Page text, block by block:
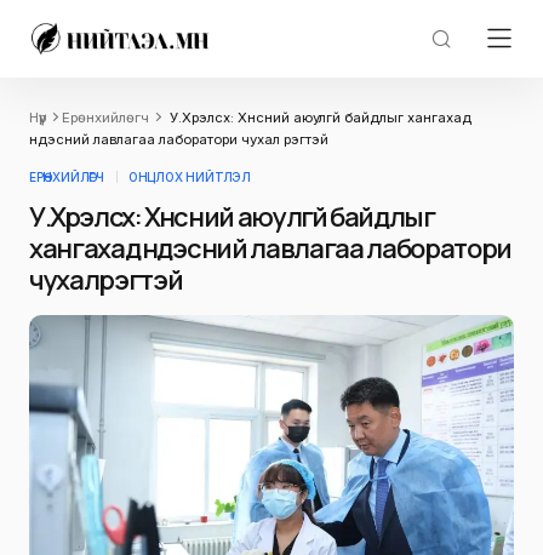
Нүүр Ерөнхийлөгч
У.Хүрэлсүх: Хүнсний аюулгүй байдлыг хангахад
үндэсний лавлагаа лаборатори чухал үүрэгтэй
ЕРӨНХИЙЛӨГЧ ОНЦЛОХ НИЙТЛЭЛ
У.Хүрэлсүх: Хүнсний аюулгүй байдлыг
хангахад үндэсний лавлагаа лаборатори
чухал үүрэгтэй